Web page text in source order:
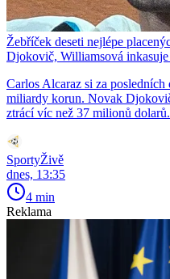
Žebříček deseti nejlépe
Djokovič, Williamsová
Carlos Alcaraz si za
miliardy korun. Novak
ztrácí víc než 37 milionů dolarů.
SportyŽivě
dnes, 13:35
4 min
Reklama